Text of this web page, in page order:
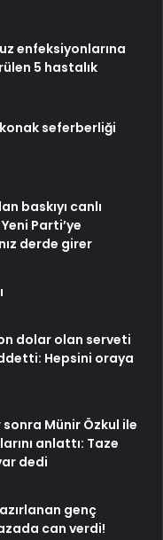
enfeksiyonlarına
5 hastalık
seferberliği
baskıyı canlı
Parti’ye
derde girer
dolar olan serveti
Hepsini oraya
sonra Münir Özkul ile
anlattı: Taze
dedi
genç
can verdi!